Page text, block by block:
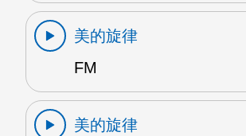
美的旋律
FM
美的旋律